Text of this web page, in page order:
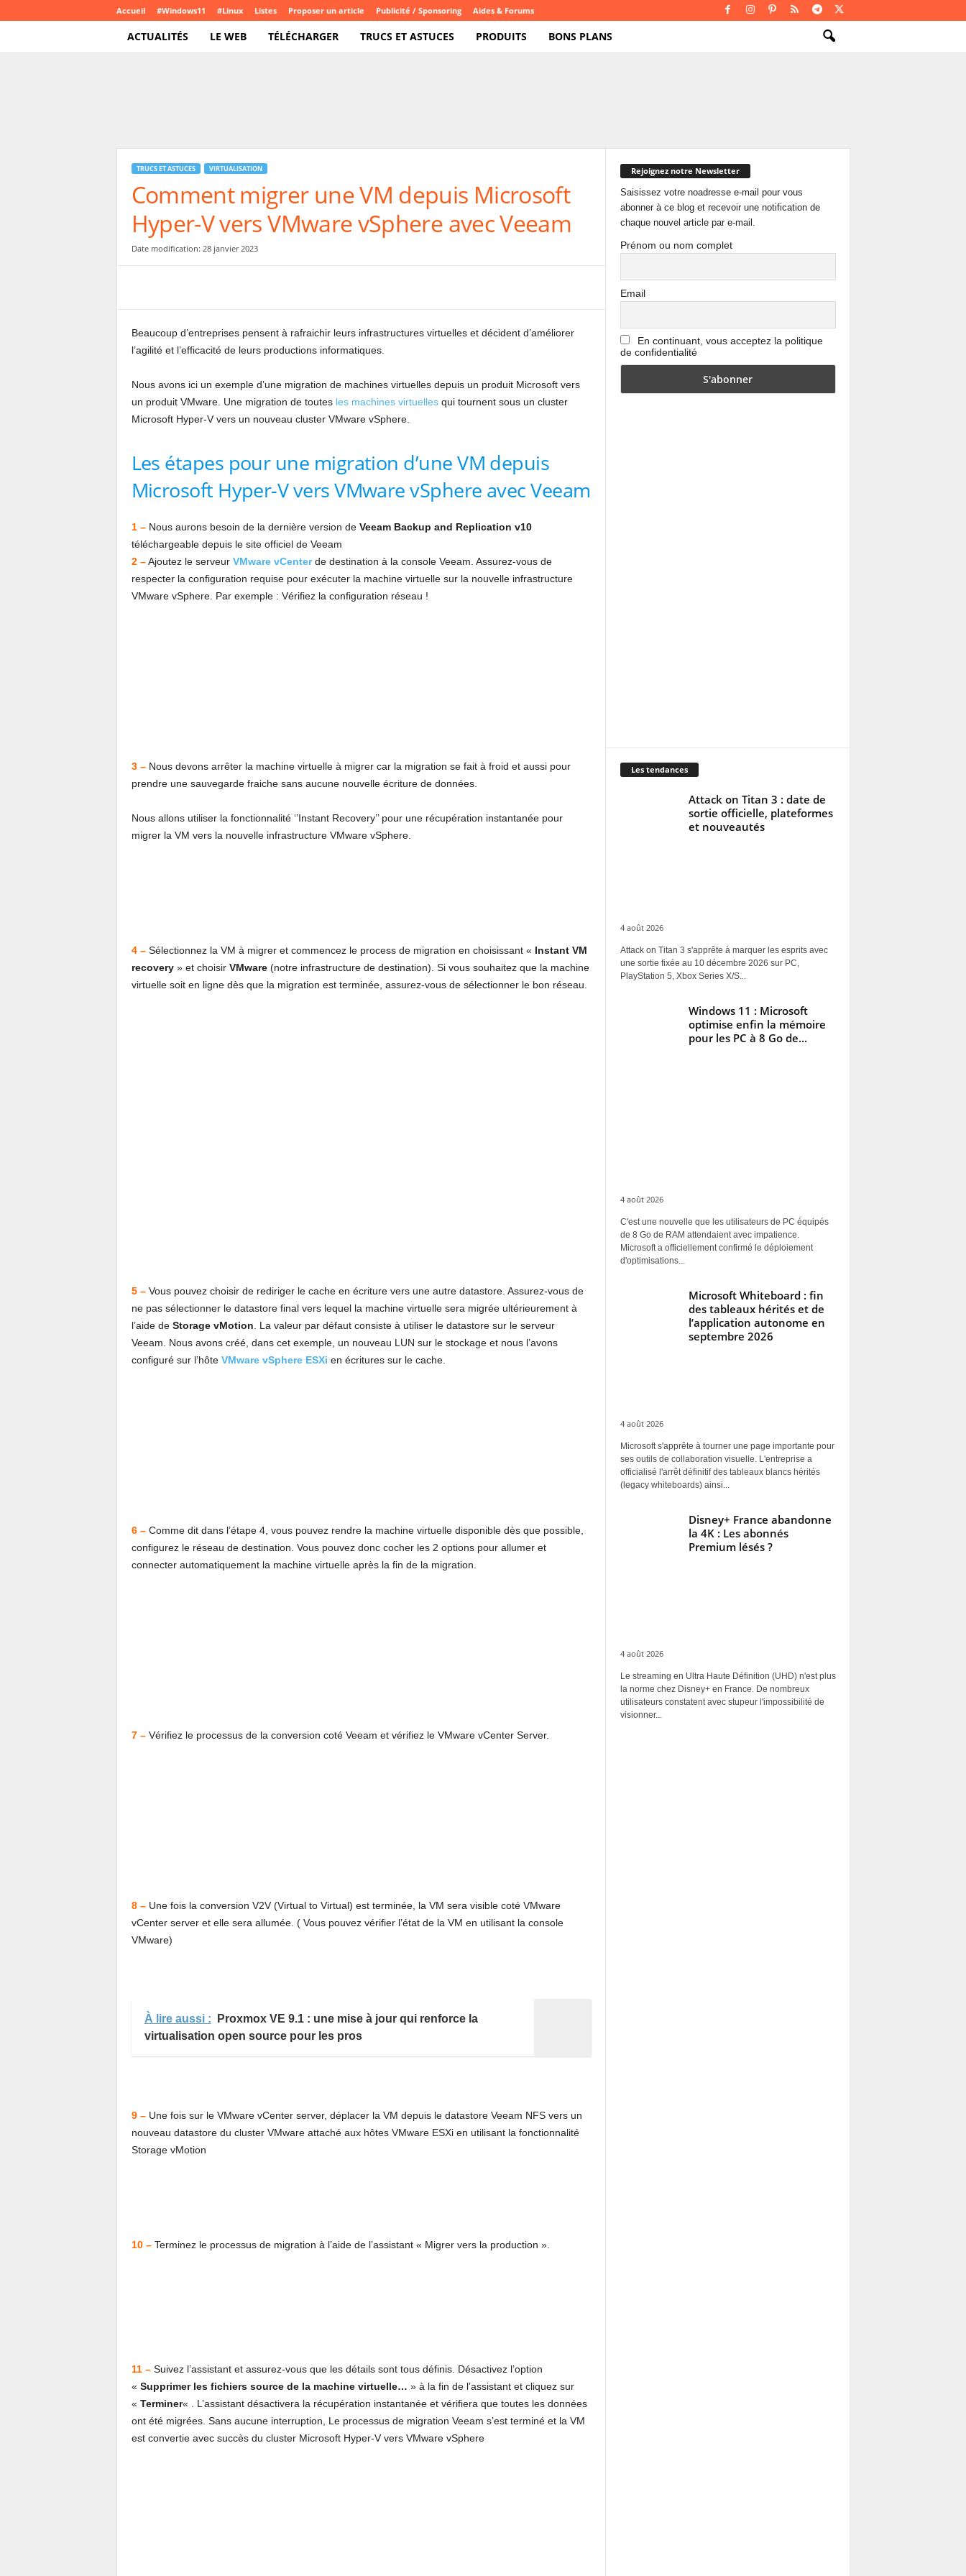
Accueil #Windows11 #Linux Listes Proposer un article Publicité / Sponsoring Aides & Forums
ACTUALITÉS LE WEB TÉLÉCHARGER TRUCS ET ASTUCES PRODUITS BONS PLANS
TRUCS ET ASTUCES VIRTUALISATION
Comment migrer une VM depuis Microsoft
Hyper-V vers VMware vSphere avec Veeam
Date modification: 28 janvier 2023
Beaucoup d’entreprises pensent à rafraichir leurs infrastructures virtuelles et décident d’améliorer
l’agilité et l’efficacité de leurs productions informatiques.
Nous avons ici un exemple d’une migration de machines virtuelles depuis un produit Microsoft vers
un produit VMware. Une migration de toutes les machines virtuellesqui tournent sous un cluster
Microsoft Hyper-V vers un nouveau cluster VMware vSphere.
Les étapes pour une migration d’une VM depuis
Microsoft Hyper-V vers VMware vSphere avec Veeam
1 –Nous aurons besoin de la dernière version de Veeam Backup and Replication v10
téléchargeable depuis le site officiel de Veeam
2 –Ajoutez le serveur VMware vCenterde destination à la console Veeam. Assurez-vous de
respecter la configuration requise pour exécuter la machine virtuelle sur la nouvelle infrastructure
VMware vSphere. Par exemple : Vérifiez la configuration réseau !
3 –Nous devons arrêter la machine virtuelle à migrer car la migration se fait à froid et aussi pour
prendre une sauvegarde fraiche sans aucune nouvelle écriture de données.
Nous allons utiliser la fonctionnalité ‘’Instant Recovery’’ pour une récupération instantanée pour
migrer la VM vers la nouvelle infrastructure VMware vSphere.
4 – Sélectionnez la VM à migrer et commencez le process de migration en choisissant « Instant VM
recovery» et choisir VMware(notre infrastructure de destination). Si vous souhaitez que la machine
virtuelle soit en ligne dès que la migration est terminée, assurez-vous de sélectionner le bon réseau.
5 –Vous pouvez choisir de rediriger le cache en écriture vers une autre datastore. Assurez-vous de
ne pas sélectionner le datastore final vers lequel la machine virtuelle sera migrée ultérieurement à
l’aide de Storage vMotion . La valeur par défaut consiste à utiliser le datastore sur le serveur
Veeam. Nous avons créé, dans cet exemple, un nouveau LUN sur le stockage et nous l’avons
configuré sur l’hôte VMware vSphere ESXi en écritures sur le cache.
6 –Comme dit dans l’étape 4, vous pouvez rendre la machine virtuelle disponible dès que possible,
configurez le réseau de destination. Vous pouvez donc cocher les 2 options pour allumer et
connecter automatiquement la machine virtuelle après la fin de la migration.
7 –Vérifiez le processus de la conversion coté Veeam et vérifiez le VMware vCenter Server.
8 –Une fois la conversion V2V (Virtual to Virtual) est terminée, la VM sera visible coté VMware
vCenter server et elle sera allumée. ( Vous pouvez vérifier l’état de la VM en utilisant la console
VMware)
À lire aussi :
Proxmox VE 9.1 : une mise à jour qui renforce la
virtualisation open source pour les pros
9 –Une fois sur le VMware vCenter server, déplacer la VM depuis le datastore Veeam NFS vers un
nouveau datastore du cluster VMware attaché aux hôtes VMware ESXi en utilisant la fonctionnalité
Storage vMotion
10 –Terminez le processus de migration à l’aide de l’assistant « Migrer vers la production ».
11 –Suivez l’assistant et assurez-vous que les détails sont tous définis. Désactivez l’option
« Supprimer les fichiers source de la machine virtuelle… » à la fin de l’assistant et cliquez sur
« Terminer« . L’assistant désactivera la récupération instantanée et vérifiera que toutes les données
ont été migrées. Sans aucune interruption, Le processus de migration Veeam s’est terminé et la VM
est convertie avec succès du cluster Microsoft Hyper-V vers VMware vSphere
Rejoignez notre Newsletter
Saisissez votre noadresse e-mail pour vous
abonner à ce blog et recevoir une notification de
chaque nouvel article par e-mail.
Prénom ou nom complet
Email
En continuant, vous acceptez la politique
de confidentialité
Les tendances
Attack on Titan 3 : date de
sortie officielle, plateformes
et nouveautés
4 août 2026
Attack on Titan 3 s'apprête à marquer les esprits avec
une sortie fixée au 10 décembre 2026 sur PC,
PlayStation 5, Xbox Series X/S...
Windows 11 : Microsoft
optimise enfin la mémoire
pour les PC à 8 Go de...
4 août 2026
C'est une nouvelle que les utilisateurs de PC équipés
de 8 Go de RAM attendaient avec impatience.
Microsoft a officiellement confirmé le déploiement
d'optimisations...
Microsoft Whiteboard : fin
des tableaux hérités et de
l’application autonome en
septembre 2026
4 août 2026
Microsoft s'apprête à tourner une page importante pour
ses outils de collaboration visuelle. L'entreprise a
officialisé l'arrêt définitif des tableaux blancs hérités
(legacy whiteboards) ainsi...
Disney+ France abandonne
la 4K : Les abonnés
Premium lésés ?
4 août 2026
Le streaming en Ultra Haute Définition (UHD) n'est plus
la norme chez Disney+ en France. De nombreux
utilisateurs constatent avec stupeur l'impossibilité de
visionner...